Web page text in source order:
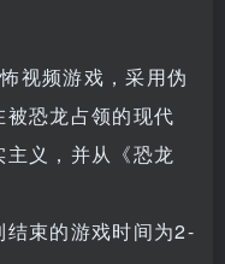
视频游戏，采用伪
恐龙占领的现代
义，并从《恐龙
束的游戏时间为2-